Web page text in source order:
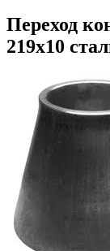
Переход
219х10